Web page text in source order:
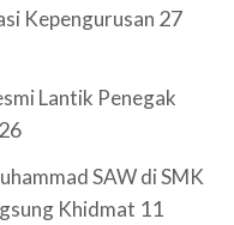
Kepengurusan 27
Lantik Penegak
SAW di SMK
Khidmat 11